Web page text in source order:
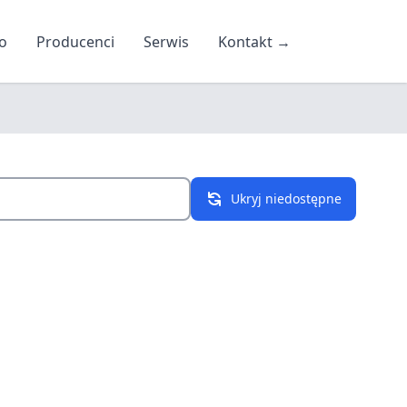
Producenci Serwis Kontakt →
Ukryj niedostępne